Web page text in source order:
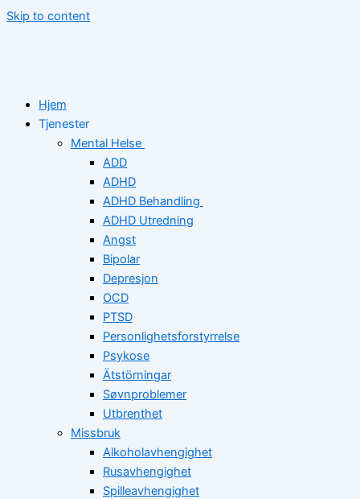
Skip to content
Hjem
Tjenester
Mental Helse
ADD
ADHD
ADHD Behandling
ADHD Utredning
Angst
Bipolar
Depresjon
OCD
PTSD
Personlighetsforstyrrelse
Psykose
Ätstörningar
Søvnproblemer
Utbrenthet
Missbruk
Alkoholavhengighet
Rusavhengighet
Spilleavhengighet